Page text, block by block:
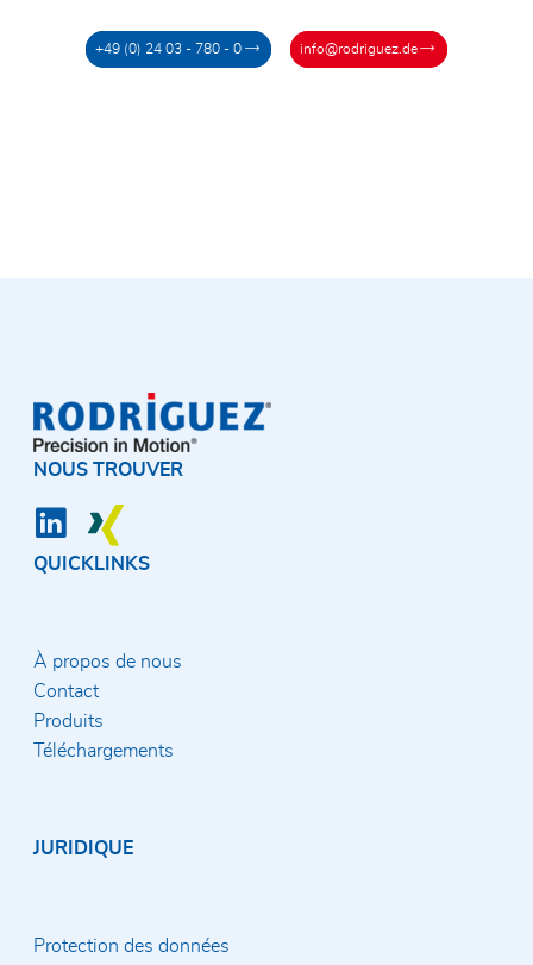
+49 (0) 24 03 - 780 - 0 info@rodriguez.de
NOUS TROUVER
QUICKLINKS
À propos de nous
Contact
Produits
Téléchargements
JURIDIQUE
Protection des données